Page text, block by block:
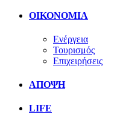
ΟΙΚΟΝΟΜΙΑ
Ενέργεια
Τουρισμός
Επιχειρήσεις
ΑΠΟΨΗ
LIFE